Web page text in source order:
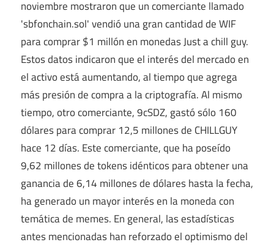
noviembre mostraron que un comerciante llamado
'sbfonchain.sol' vendió una gran cantidad de WIF
para comprar $1 millón en monedas Just a chill guy.
Estos datos indicaron que el interés del mercado en
el activo está aumentando, al tiempo que agrega
más presión de compra a la criptografía. Al mismo
tiempo, otro comerciante, 9cSDZ, gastó sólo 160
dólares para comprar 12,5 millones de CHILLGUY
hace 12 días. Este comerciante, que ha poseído
9,62 millones de tokens idénticos para obtener una
ganancia de 6,14 millones de dólares hasta la fecha,
ha generado un mayor interés en la moneda con
temática de memes. En general, las estadísticas
antes mencionadas han reforzado el optimismo del